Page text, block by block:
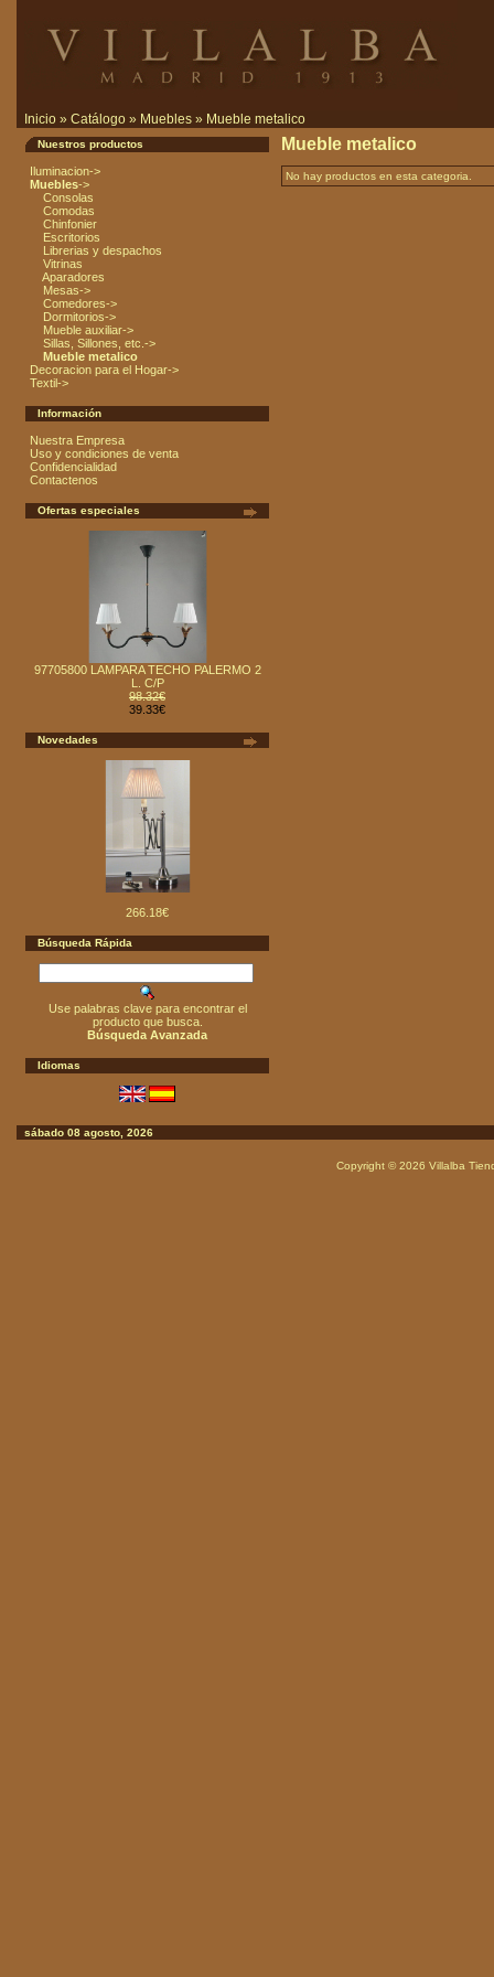
Inicio » Catálogo » Muebles » Mueble metalico
Nuestros productos
Iluminacion->
Muebles->
Consolas
Comodas
Chinfonier
Escritorios
Librerias y despachos
Vitrinas
Aparadores
Mesas->
Comedores->
Dormitorios->
Mueble auxiliar->
Sillas, Sillones, etc.->
Mueble metalico
Decoracion para el Hogar->
Textil->
Información
Nuestra Empresa
Uso y condiciones de venta
Confidencialidad
Contactenos
Ofertas especiales
97705800 LAMPARA TECHO PALERMO 2
L. C/P
98.32€
39.33€
Novedades
266.18€
Búsqueda Rápida
Use palabras clave para encontrar el
producto que busca.
Búsqueda Avanzada
Idiomas
Mueble metalico
No hay productos en esta categoria.
sábado 08 agosto, 2026
Copyright © 2026 Villalba